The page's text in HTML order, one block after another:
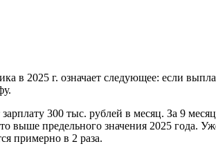
в 2025 г. означает следующее: если
300 тыс. рублей в месяц. За 9
выше предельного значения 2025 года.
примерно в 2 раза.